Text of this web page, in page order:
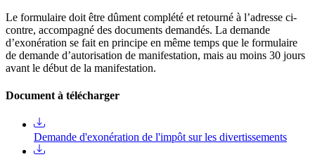
Le formulaire doit être dûment complété et retourné à l’adresse ci-
contre, accompagné des documents demandés. La demande
d’exonération se fait en principe en même temps que le formulaire
de demande d’autorisation de manifestation, mais au moins 30 jours
avant le début de la manifestation.
Document à télécharger
Demande d'exonération de l'impôt sur les divertissements